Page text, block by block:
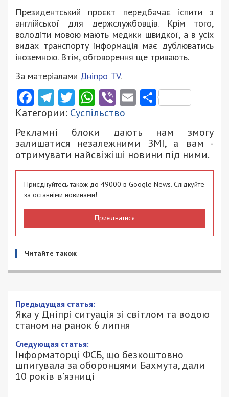
Президентський проєкт передбачає іспити з
англійської для держслужбовців. Крім того,
володіти мовою мають медики швидкої, а в усіх
видах транспорту інформація має дублюватись
іноземною. Втім, обговорення ще тривають.
За матеріалами Дніпро ТV.
Facebook
Telegram
Twitter
WhatsApp
ViberEmail
Категории: Суспільство
Рекламні блоки дають нам змогу
залишатися незалежними ЗМІ, а вам -
отримувати найсвіжіші новини під ними.
Приєднуйтесь також до 49000 в Google News. Слідкуйте
за останніми новинами!
Приєднатися
Читайте також
Предыдущая статья:
Яка у Дніпрі ситуація зі світлом та водою
станом на ранок 6 липня
Следующая статья:
Інформаторці ФСБ, що безкоштовно
шпигувала за оборонцями Бахмута, дали
10 років в’язниці